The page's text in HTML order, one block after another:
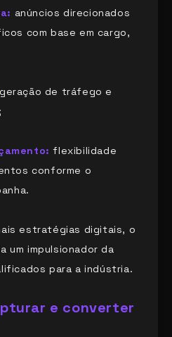
anúncios direcionados
com base em cargo,
geração de tráfego e
flexibilidade
conforme o
estratégias digitais, o
impulsionador da
para a indústria.
e converter